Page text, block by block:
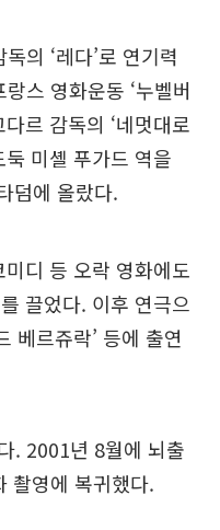
의 ‘레다’로 연기력
스 영화운동 ‘누벨버
르 감독의 ‘네멋대로
미셸 푸가드 역을
덤에 올랐다.
디 등 오락 영화에도
끌었다. 이후 연극으
베르쥬락’ 등에 출연
. 2001년 8월에 뇌출
촬영에 복귀했다.